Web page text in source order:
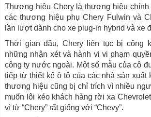
Thương hiệu Chery là thương hiệu chính
các thương hiệu phụ Chery Fulwin và
lần lượt dành cho xe plug-in hybrid và xe
Thời gian đầu, Chery liên tục bị công
những nhận xét và hành vi vi phạm
công ty nước ngoài. Một số mẫu của cô
tiếp từ thiết kế ô tô của các nhà sản xuất
thương hiệu cũng bị chỉ trích vì nhiều
muốn lôi kéo khách hàng rời xa
vì từ “Chery” rất giống với “Chevy”.